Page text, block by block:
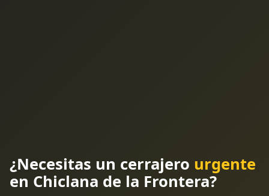
¿Necesitas un cerrajero urgente
en Chiclana de la Frontera?